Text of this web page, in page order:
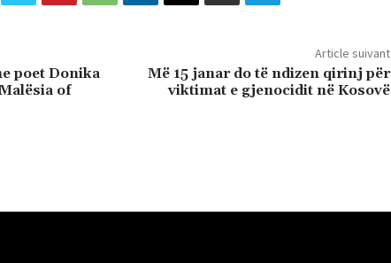
poet Donika
of
Article suivant
Më 15 janar do të ndizen qirinj për
viktimat e gjenocidit në Kosovë